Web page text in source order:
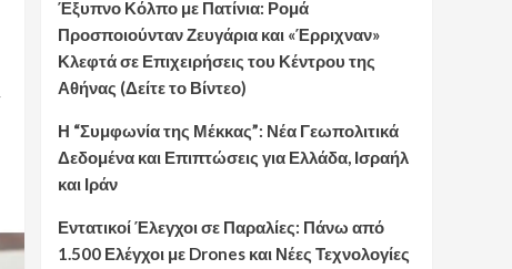
Έξυπνο Κόλπο με Πατίνια: Ρομά
Προσποιούνταν Ζευγάρια και «Έρριχναν»
Κλεφτά σε Επιχειρήσεις του Κέντρου της
Αθήνας (Δείτε το Βίντεο)
Η “Συμφωνία της Μέκκας”: Νέα Γεωπολιτικά
Δεδομένα και Επιπτώσεις για Ελλάδα, Ισραήλ
και Ιράν
Εντατικοί Έλεγχοι σε Παραλίες: Πάνω από
1.500 Ελέγχοι με Drones και Νέες Τεχνολογίες